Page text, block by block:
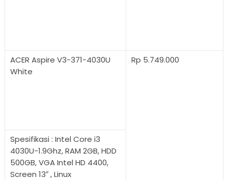
ACER Aspire V3-371-4030U
White
Rp 5.749.000
Spesifikasi : Intel Core i3
4030U-1.9Ghz, RAM 2GB, HDD
500GB, VGA Intel HD 4400,
Screen 13″ , Linux